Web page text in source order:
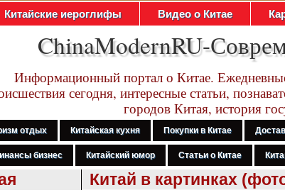
Китайские иероглифы Видео о Китае
ChinaModernRU-
Информационный портал о Китае.
сегодня, интересные статьи,
городов Китая, история
отдых Китайская кухня Покупки в Китае
бизнес Китайский юмор Статьи о Китае
Китай в картинках